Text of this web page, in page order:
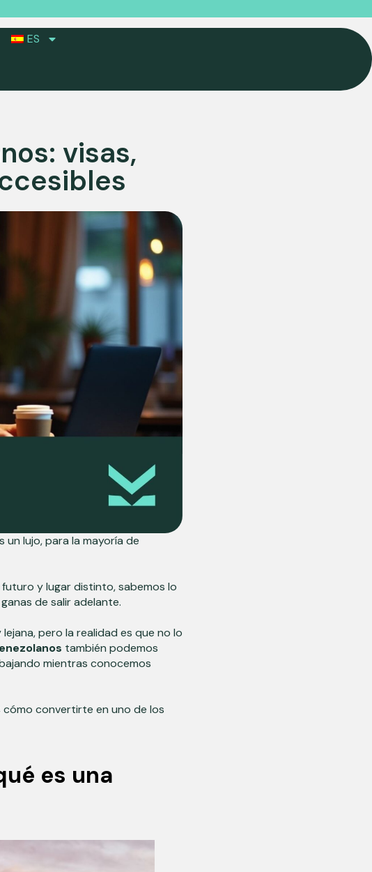
ES
visas,
un lujo, para la mayoría de
y lugar distinto, sabemos lo
de salir adelante.
pero la realidad es que no lo
también podemos
mientras conocemos
convertirte en uno de los
es una